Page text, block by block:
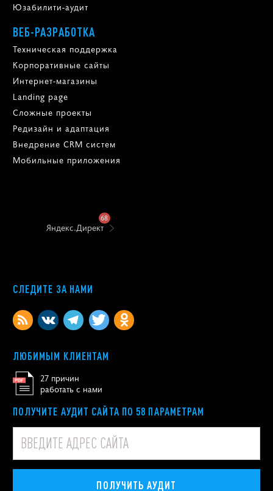
Юзабилити-аудит
ВЕБ-РАЗРАБОТКА
Техническая поддержка
Корпоративные сайты
Интернет-магазины
Landing page
Сложные проекты
Редизайн и адаптация
Внедрение CRM систем
Мобильные приложения
Яндекс.Директ
68
СЛЕДИТЕ ЗА НАМИ
ЛЮБИМЫМ КЛИЕНТАМ
27 причин
работать с нами
ПОЛУЧИТЕ АУДИТ САЙТА ПО 58 ПАРАМЕТРАМ
ПОЛУЧИТЬ АУДИТ